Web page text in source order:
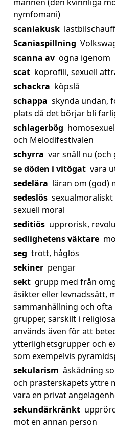
nymfomani)
scaniakusk
Scaniaspillning
scanna av ögna igenom
scat koprofili, sexuell
schackra köpslå
schappa skynda undan,
plats då det börjar bli
schlagerbög
och Melodifestivalen
schyrra var snäll nu (och
se döden i vitögat vara
sedelära läran om (god)
sedeslös
sexuell moral
seditiös upprorisk,
sedlighetens väktare
seg trött, håglös
sekiner pengar
sekt grupp med från
åsikter eller levnadssätt,
sammanhållning och
grupper, särskilt i
används även för att
ytterlighetsgrupper och
som exempelvis
sekularism åskådning
och prästerskapets yttre
vara en privat
sekundärkränkt
mot en annan person